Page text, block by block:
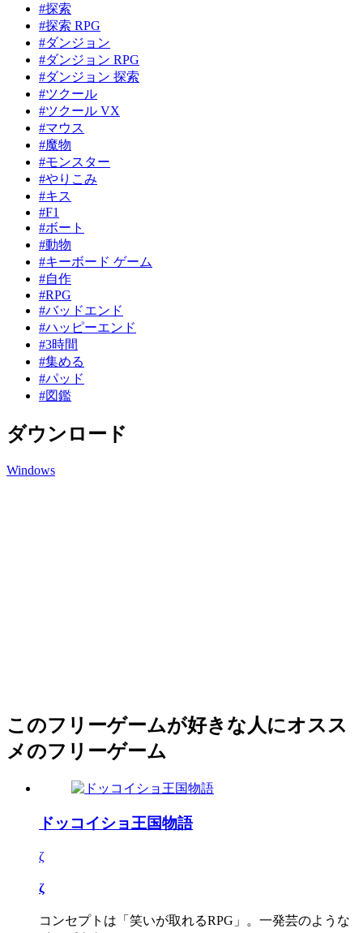
#探索
#探索 RPG
#ダンジョン
#ダンジョン RPG
#ダンジョン 探索
#ツクール
#ツクール VX
#マウス
#魔物
#モンスター
#やりこみ
#キス
#F1
#ボート
#動物
#キーボード ゲーム
#自作
#RPG
#バッドエンド
#ハッピーエンド
#3時間
#集める
#パッド
#図鑑
ダウンロード
Windows
このフリーゲームが好きな人にオスス
メのフリーゲーム
ドッコイショ王国物語
ζ
ζ
コンセプトは「笑いが取れるRPG」。一発芸のような